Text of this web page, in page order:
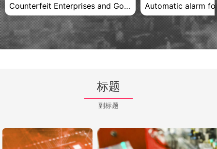
Counterfeit Enterprises and Governments
标题
副标题